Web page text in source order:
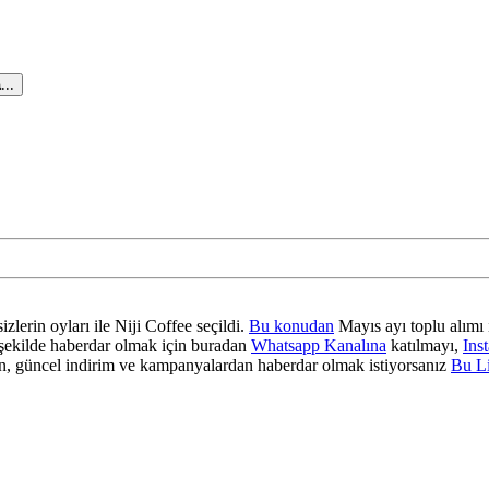
oyları ile Niji Coffee seçildi. Bu konudan Mayıs ayı toplu
haberdar olmak için buradan Whatsapp Kanalına katılmayı,
güncel indirim ve kampanyalardan haberdar olmak istiyorsanız Bu